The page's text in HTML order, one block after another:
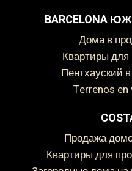
BARCELONA
дома в
Квартиры
пентхауский
Terrenos
Продажа
Квартиры для
Сохранить настройки